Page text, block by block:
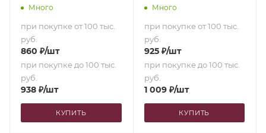
(90х200х35)
Много
при покупке от 100 тыс.
руб.
860 ₽/шт
при покупке до 100 тыс.
руб.
938 ₽/шт
КУПИТЬ
Много
при покупке от 100 тыс.
руб.
925₽/шт
при покупке до 100 тыс.
руб.
1 009₽/шт
КУПИТЬ